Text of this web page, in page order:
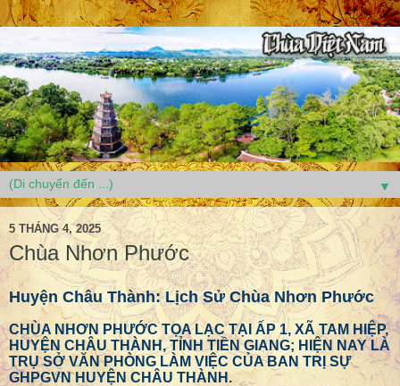
▼
5 THÁNG 4, 2025
Chùa Nhơn Phước
Huyện Châu Thành: Lịch Sử Chùa Nhơn Phước
CHÙA NHƠN PHƯỚC TỌA LẠC TẠI ẤP 1, XÃ TAM HIỆP,
HUYỆN CHÂU THÀNH, TỈNH TIỀN GIANG; HIỆN NAY LÀ
TRỤ SỞ VĂN PHÒNG LÀM VIỆC CỦA BAN TRỊ SỰ
GHPGVN HUYỆN CHÂU THÀNH.